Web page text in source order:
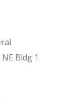
Bldg 1